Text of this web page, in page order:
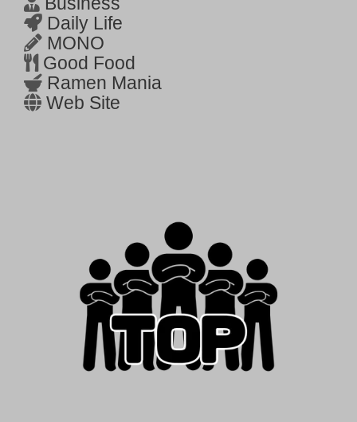
Daily Life
MONO
Good Food
Ramen Mania
Web Site